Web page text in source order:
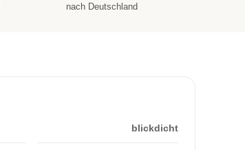
nach Deutschland
blickdicht